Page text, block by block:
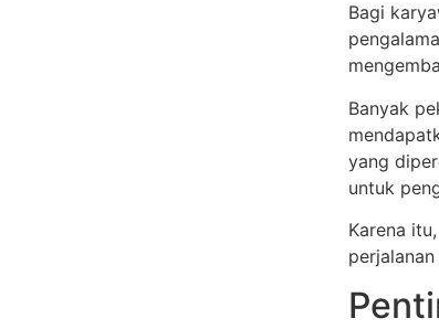
Bagi
Banyak
yang
untuk
Karena